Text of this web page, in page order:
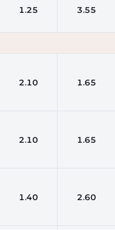
1.25 3.55
2.10 1.65
2.10 1.65
1.40 2.60